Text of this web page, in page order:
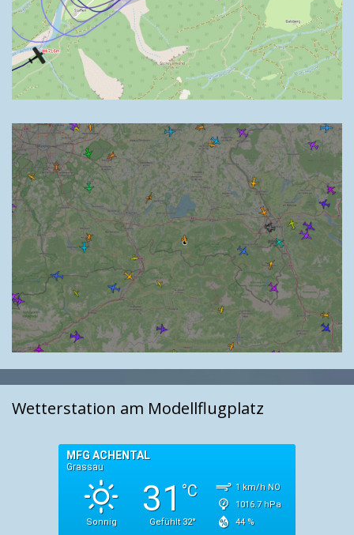
Wetterstation am Modellflugplatz